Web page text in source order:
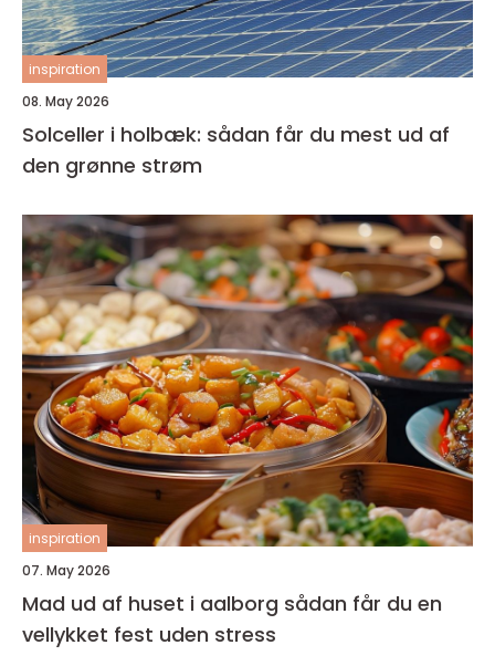
inspiration
08. May 2026
Solceller i holbæk: sådan får du mest ud af
den grønne strøm
inspiration
07. May 2026
Mad ud af huset i aalborg sådan får du en
vellykket fest uden stress